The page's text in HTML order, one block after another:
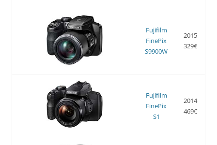
Fujifilm
FinePix
S9900W
2015
329€
Fujifilm
FinePix
S1
2014
469€